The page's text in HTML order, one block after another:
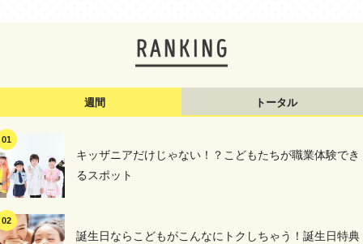
週間 トータル
キッザニアだけじゃない！？こどもたちが職業体験でき
るスポット
誕生日ならこどもがこんなにトクしちゃう！誕生日特典